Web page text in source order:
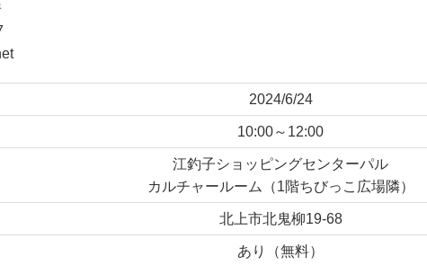
2024/6/24
10:00～12:00
江釣子ショッピングセンターパル
カルチャールーム（1階ちびっこ広場隣）
北上市北鬼柳19-68
あり（無料）